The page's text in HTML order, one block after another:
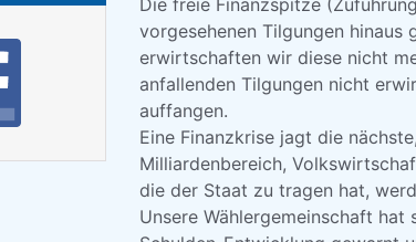
Die freie Finanzspitze
vorgesehenen Tilgungen hinaus
erwirtschaften wir diese nicht
anfallenden Tilgungen nicht
auffangen.
Eine Finanzkrise jagt die
Milliardenbereich,
die der Staat zu tragen hat,
Unsere Wählergemeinschaft